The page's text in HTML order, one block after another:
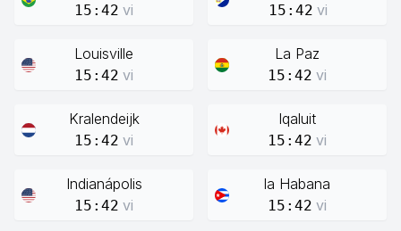
15:42 vi 15:42 vi
Louisville
15:42 vi
La Paz
15:42 vi
Kralendeijk
15:42 vi
Iqaluit
15:42 vi
Indianápolis
15:42 vi
la Habana
15:42 vi